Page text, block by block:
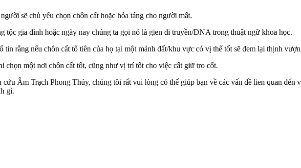
sẽ chủ yếu chọn chôn cất hoặc hỏa táng cho người mất.
tộc gia đình hoặc ngày nay chúng ta gọi nó là gien di truyền/DNA trong thuật ngữ khoa học.
rằng nếu chôn cất tổ tiên của họ tại một mảnh đất/khu vực có vị thế tốt sẽ đem lại thịnh
chọn một nơi chôn cất tốt, cũng như vị trí tốt cho việc cất giữ tro cốt.
Âm Trạch Phong Thủy, chúng tôi rất vui lòng có thể giúp bạn về các vấn đề lien quan
gì.